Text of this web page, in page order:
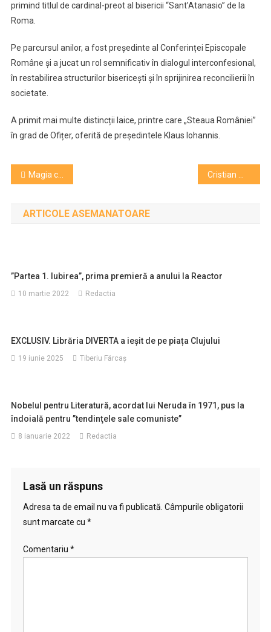
primind titlul de cardinal-preot al bisericii “Sant’Atanasio” de la
Roma.
Pe parcursul anilor, a fost președinte al Conferinței Episcopale
Române și a jucat un rol semnificativ în dialogul interconfesional,
în restabilirea structurilor bisericești și în sprijinirea reconcilierii în
societate.
A primit mai multe distincții laice, printre care „Steaua României”
în grad de Ofițer, oferită de președintele Klaus Iohannis.
Navigare
în
articole
Magia cinematografiei pentru copii într-o nouă ediție extinsă a festivalului Mini TIFF Cristian Mungiu: Societatea e într-un clivaj absolut/ Ne-am împărţit în nişte grupuri de oameni care se urăsc absolut/ Ai vrea să se scufunde partea aia de Românie cu toţi cei care gândesc altfel decât tine/ Singura cale e să intri într-un dialog
ARTICOLE ASEMANATOARE
”Partea 1. Iubirea”, prima premieră a anului la Reactor
10 martie 2022 Redactia
EXCLUSIV. Librăria DIVERTA a ieșit de pe piața Clujului
19 iunie 2025 Tiberiu Fărcaş
Nobelul pentru Literatură, acordat lui Neruda în 1971, pus la
îndoială pentru ”tendinţele sale comuniste”
8 ianuarie 2022 Redactia
Lasă un răspuns
Adresa ta de email nu va fi publicată. Câmpurile obligatorii
sunt marcate cu *
Comentariu *